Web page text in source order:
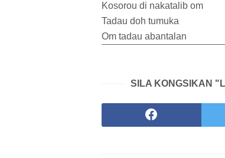
Kosorou di nakatalib om
Tadau doh tumuka
Om tadau abantalan
SILA KONGSIKAN